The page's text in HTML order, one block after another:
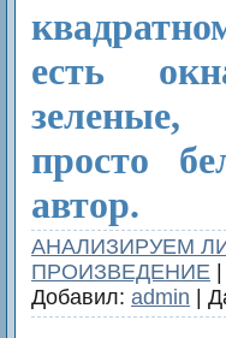
есть
просто
автор.
АНАЛИЗИРУЕМ
ПРОИЗВЕДЕНИЕ
Добавил: admin |